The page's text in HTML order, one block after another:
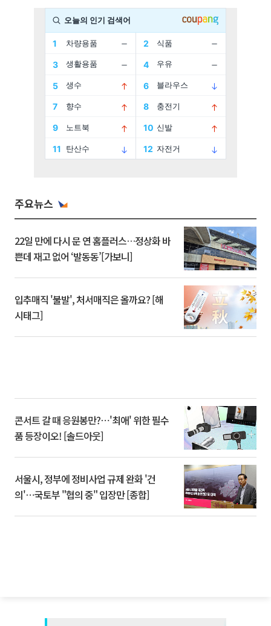
주요뉴스
22일 만에 다시 문 연 홈플러스…정상화 바
쁜데 재고 없어 ‘발동동’[가보니]
입추매직 '불발', 처서매직은 올까요? [해
시태그]
콘서트 갈 때 응원봉만?⋯'최애' 위한 필수
품 등장이오! [솔드아웃]
서울시, 정부에 정비사업 규제 완화 '건
의'⋯국토부 "협의 중" 입장만 [종합]